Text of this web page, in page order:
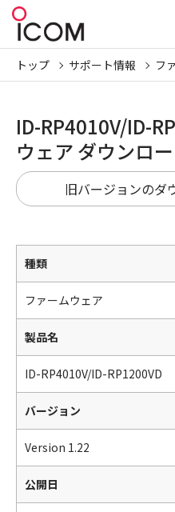
トップ サポート情報 フ
ID-RP4010V/ID-
ウェア ダウンロ
旧バージョンのダ
種類
ファームウェア
製品名
ID-RP4010V/ID-RP1200VD
バージョン
Version 1.22
公開日